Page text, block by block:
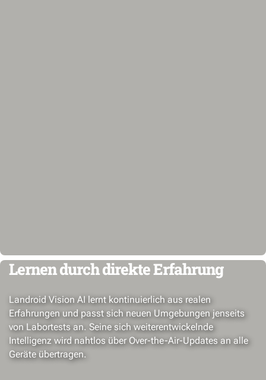
Lernen durch direkte Erfahrung
Landroid Vision AI lernt kontinuierlich aus realen
Erfahrungen und passt sich neuen Umgebungen jenseits
von Labortests an. Seine sich weiterentwickelnde
Intelligenz wird nahtlos über Over-the-Air-Updates an alle
Geräte übertragen.